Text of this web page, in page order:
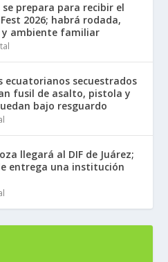
se prepara para recibir el
2026; habrá rodada,
y ambiente familiar
ecuatorianos secuestrados
fusil de asalto, pistola y
bajo resguardo
llegará al DIF de Juárez;
entrega una institución